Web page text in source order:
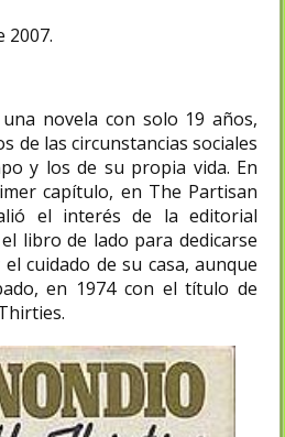
2007.
novela con solo 19 años,
de las circunstancias sociales
y los de su propia vida. En
capítulo, en The Partisan
el interés de la editorial
libro de lado para dedicarse
cuidado de su casa, aunque
en 1974 con el título de